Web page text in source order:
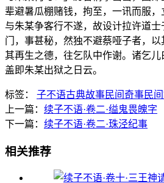
辈避暑瓜棚赌钱，拘至，一讯而服
与朱某争客行不遂，故设计拉许道
门，事甚秘，然独不避蔡哑子者，
其再生之德，往乞队中作谢。诸乞儿
盖即朱某出狱之日云。
标签： 子不语古典故事民间奇事民
上一篇： 续子不语·卷二·缢鬼畏魄字
下一篇： 续子不语·卷二·珠泾纪事
相关推荐